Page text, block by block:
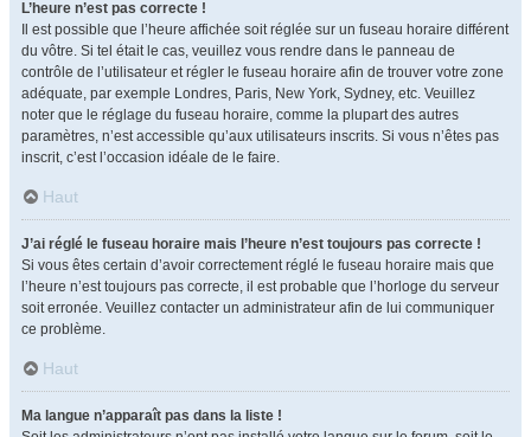
L’heure n’est pas correcte !
Il est possible que l’heure affichée soit réglée sur un fuseau horaire différent
du vôtre. Si tel était le cas, veuillez vous rendre dans le panneau de
contrôle de l’utilisateur et régler le fuseau horaire afin de trouver votre zone
adéquate, par exemple Londres, Paris, New York, Sydney, etc. Veuillez
noter que le réglage du fuseau horaire, comme la plupart des autres
paramètres, n’est accessible qu’aux utilisateurs inscrits. Si vous n’êtes pas
inscrit, c’est l’occasion idéale de le faire.
Haut
J’ai réglé le fuseau horaire mais l’heure n’est toujours pas correcte !
Si vous êtes certain d’avoir correctement réglé le fuseau horaire mais que
l’heure n’est toujours pas correcte, il est probable que l’horloge du serveur
soit erronée. Veuillez contacter un administrateur afin de lui communiquer
ce problème.
Haut
Ma langue n’apparaît pas dans la liste !